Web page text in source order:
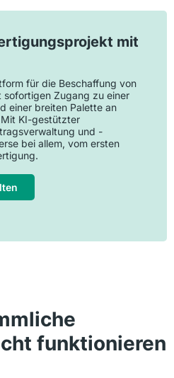
mit
für die Beschaffung von
sofortigen Zugang zu einer
einer breiten Palette an
KI-gestützter
und -
bei allem, vom ersten
funktionieren